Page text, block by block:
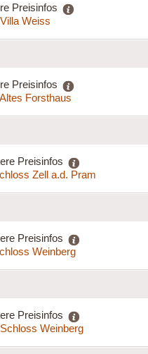
Preisinfos
Villa Weiss
Preisinfos
Altes Forsthaus
Preisinfos
Zell a.d. Pram
Preisinfos
Weinberg
Preisinfos
Schloss Weinberg